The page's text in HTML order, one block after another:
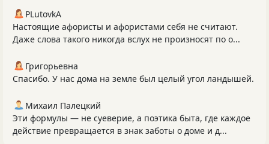
PLutоvkА
Настоящие афористы и афористами себя не считают.
Даже слова такого никогда вслух не произносят по о...
Григорьевна
Спасибо. У нас дома на земле был целый угол ландышей.
Михаил Палецкий
Эти формулы — не суеверие, а поэтика быта, где каждое
действие превращается в знак заботы о доме и д...